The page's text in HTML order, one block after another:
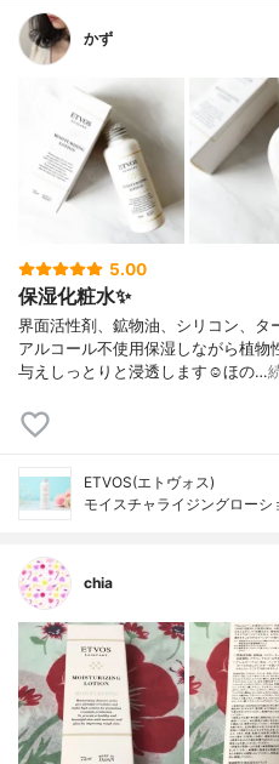
かず
5.00
保湿化粧水✨
界面活性剤、鉱物油、シリコン、タ
アルコール不使用保湿しながら植
与えしっとりと浸透します☺︎ほの…
ETVOS(エトヴォス)
モイスチャライジングローシ
chia